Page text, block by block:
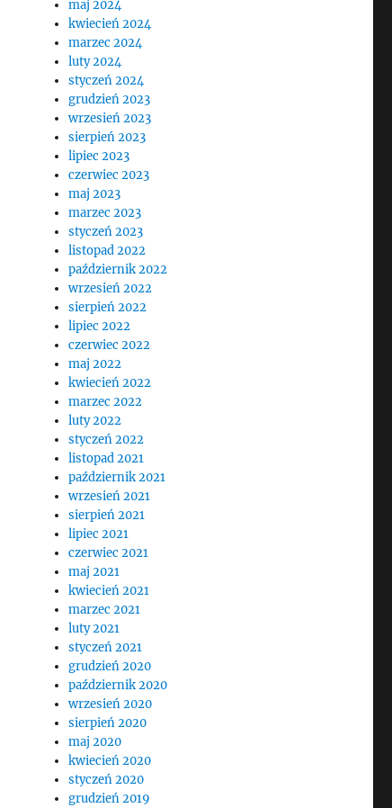
maj 2024
kwiecień 2024
marzec 2024
luty 2024
styczeń 2024
grudzień 2023
wrzesień 2023
sierpień 2023
lipiec 2023
czerwiec 2023
maj 2023
marzec 2023
styczeń 2023
listopad 2022
październik 2022
wrzesień 2022
sierpień 2022
lipiec 2022
czerwiec 2022
maj 2022
kwiecień 2022
marzec 2022
luty 2022
styczeń 2022
listopad 2021
październik 2021
wrzesień 2021
sierpień 2021
lipiec 2021
czerwiec 2021
maj 2021
kwiecień 2021
marzec 2021
luty 2021
styczeń 2021
grudzień 2020
październik 2020
wrzesień 2020
sierpień 2020
maj 2020
kwiecień 2020
styczeń 2020
grudzień 2019